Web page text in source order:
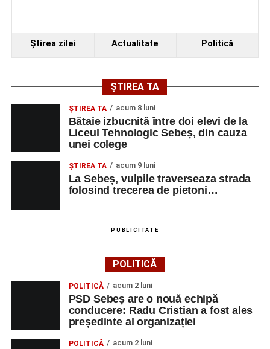
Ştirea zilei Actualitate Politică
ȘTIREA TA
ŞTIREA TA acum 8 luni
Bătaie izbucnită între doi elevi de la
Liceul Tehnologic Sebeș, din cauza
unei colege
ŞTIREA TA acum 9 luni
La Sebeș, vulpile traverseaza strada
folosind trecerea de pietoni…
PUBLICITATE
POLITICĂ
POLITICĂ acum 2 luni
PSD Sebeș are o nouă echipă
conducere: Radu Cristian a fost ales
președinte al organizației
POLITICĂ acum 2 luni